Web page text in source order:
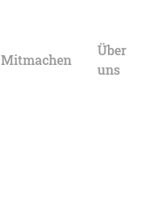
Mitmachen
Über
uns